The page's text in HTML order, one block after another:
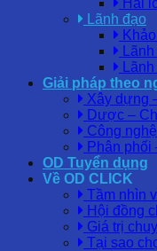
Hài
Lãnh đạo
Giải pháp theo
Xây dựng
Dược –
Công
Phân phối
OD Tuyển dụng
Về OD CLICK
Tầm nhìn
Hội đồng
Giá trị
Tại sao